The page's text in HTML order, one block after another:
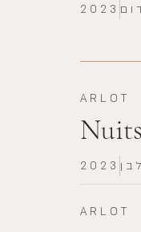
2023
ARLOT
2023 לבן
ARLOT